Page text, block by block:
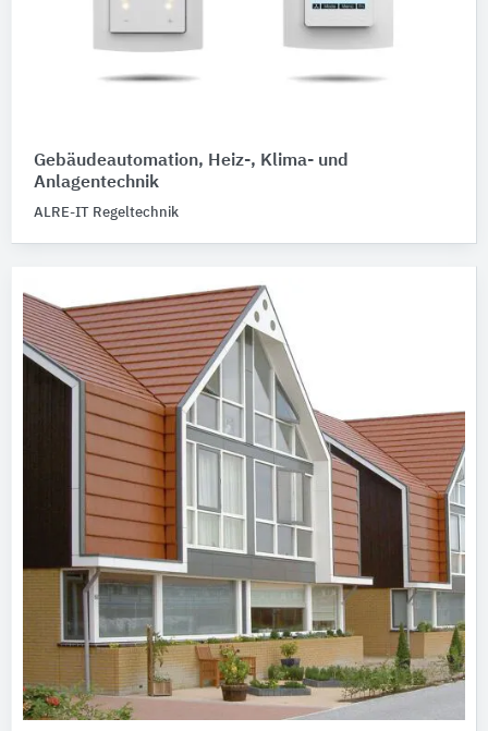
Gebäudeautomation, Heiz-, Klima- und
Anlagentechnik
ALRE-IT Regeltechnik